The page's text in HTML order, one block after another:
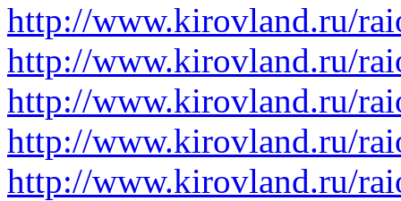
http://www.kirovland.ru/
http://www.kirovland.ru/
http://www.kirovland.ru/
http://www.kirovland.ru/
http://www.kirovland.ru/